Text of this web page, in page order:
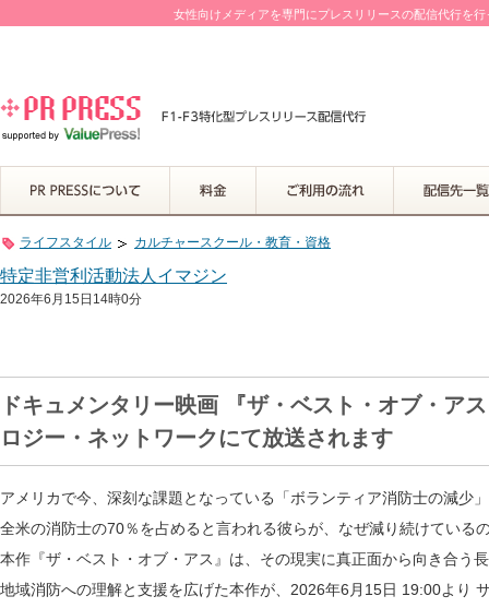
女性向けメディアを専門にプレスリリースの配信代行を
ライフスタイル カルチャースクール・教育・資格
特定非営利活動法人イマジン
2026年6月15日14時0分
ドキュメンタリー映画 『ザ・ベスト・オブ・ア
ロジー・ネットワークにて放送されます
アメリカで今、深刻な課題となっている「ボランティア消防士の減少
全米の消防士の70％を占めると言われる彼らが、なぜ減り続けてい
本作『ザ・ベスト・オブ・アス』は、その現実に真正面から向き合う
地域消防への理解と支援を広げた本作が、2026年6月15日 19:00より